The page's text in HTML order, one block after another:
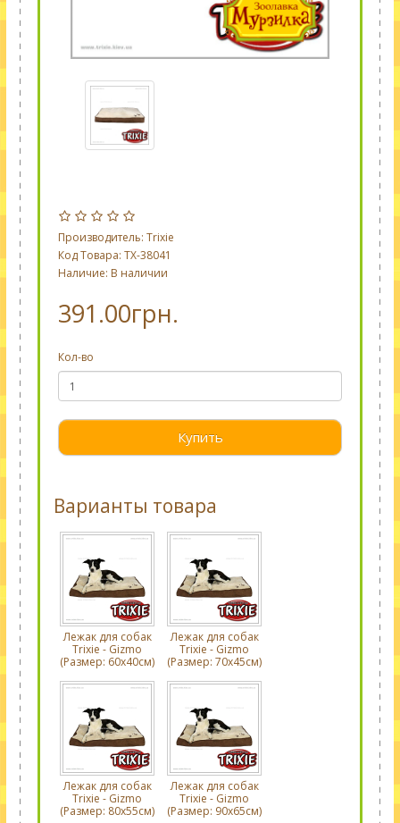
Производитель: Trixie
Код Товара: TX-38041
Наличие: В наличии
391.00грн.
Кол-во
Купить
Варианты товара
Лежак для собак
Trixie - Gizmo
(Размер: 60х40см)
Лежак для собак
Trixie - Gizmo
(Размер: 70х45см)
Лежак для собак
Trixie - Gizmo
(Размер: 80х55см)
Лежак для собак
Trixie - Gizmo
(Размер: 90х65см)